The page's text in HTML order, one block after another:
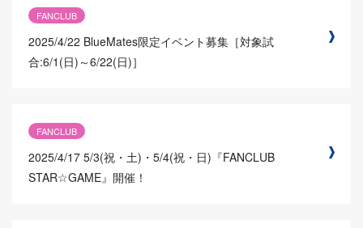
FANCLUB
2025/4/22 BlueMates限定イベント募集［対象試
合:6/1(日)～6/22(日)］
FANCLUB
2025/4/17 5/3(祝・土)・5/4(祝・日)『FANCLUB
STAR☆GAME』開催！